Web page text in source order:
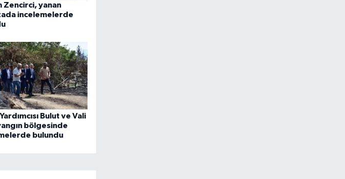
Zencirci, yanan
incelemelerde
Bulut ve Vali
bölgesinde
bulundu